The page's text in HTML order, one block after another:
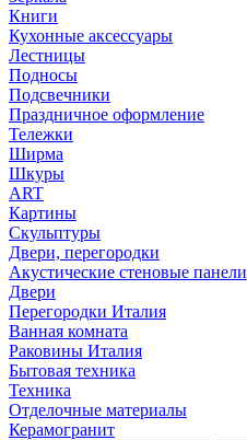
Книги
Кухонные аксессуары
Лестницы
Подносы
Подсвечники
Праздничное оформление
Тележки
Ширма
Шкуры
ART
Картины
Скульптуры
Двери, перегородки
Акустические стеновые панели
Двери
Перегородки Италия
Ванная комната
Раковины Италия
Бытовая техника
Техника
Отделочные материалы
Керамогранит